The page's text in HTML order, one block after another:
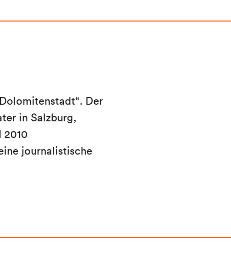
Der
in Salzburg,
2010
journalistische